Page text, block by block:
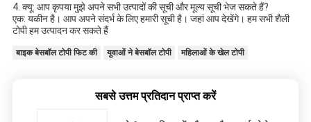
4. क्यू: आप कृपया मुझे अपने सभी उत्पादों की सूची और मूल्य सूची भेज सकते हैं?
एक: यकीन है। आप अपने संदर्भ के लिए हमारी सूची है। जहां आप देखेंगे। हम सभी शैली
टोपी हम उत्पादन कर सकते हैं
बाइक बेसबॉल टोपी फिट की युवाओं ने बेसबॉल टोपी महिलाओं के खेल टोपी
सबसे उत्तम प्रतिदान प्राप्त करें